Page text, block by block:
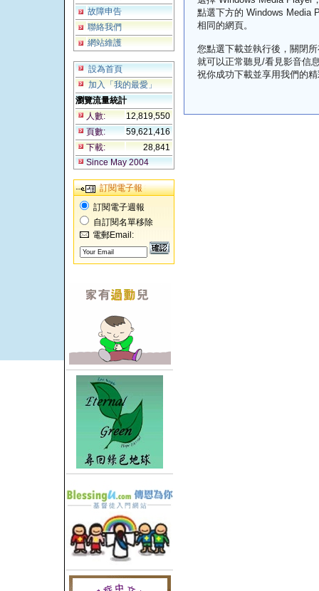
故障申告
聯絡我們
網站維護
設為首頁
加入「我的最愛」
瀏覽流量統計
人數:
12,819,550
頁數:
59,621,416
下載:
28,841
Since May 2004
訂閱電子報
訂閱電子週報
自訂閱名單移除
電郵Email:
點選下方的 Windows Media
相同的網頁。
您點選下載並執行後，關閉
就可以正常聽見/看見影音信
祝你成功下載並享用我們的